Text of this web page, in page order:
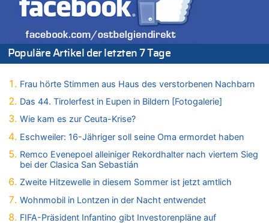
05.08.2026 - 19:40 von Mungo zu
Es gibt mmer mehr Fälle von Fahrerflucht in Belgien –
Fußgänger und Radfahrer sind die häufigsten Opfer
05.08.2026 - 19:34 von Mungo zu
Warum die Waldbrände in Frankreich und Spanien Rekorde
05.08.2026 - 19:21 von Hugo Egon Bernhard von Sinnen zu
Mehrere Menschen in Londons City niedergestochen
05.08.2026 - 19:17 von Pierre zu
Zweite Hitzewelle in diesem Sommer ist jetzt amtlich
Wasserstand des Rheins in NRW so niedrig wie noch nie
05.08.2026 - 19:11 von Carine zu
Wie kam es zur Ceuta-Krise?
Populäre Artikel der letzten 7 Tage
Frau hörte Stimmen aus Haus des verstorbenen Nachbarn
Das 44. Tirolerfest in Eupen in Bildern [Fotogalerie]
Wie kam es zur Ceuta-Krise?
Eschweiler: 16-Jähriger soll seine Oma ermordet haben
Remco Evenepoel alleiniger Rekordhalter nach viertem Sieg
bei der Clasica San Sebastián
Zweite Hitzewelle in diesem Sommer ist jetzt amtlich
Wohnmobil in Lontzen in der Nacht entwendet
FIFA-Präsident Infantino gibt Investorenpläne auf